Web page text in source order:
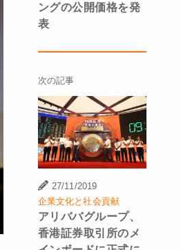
ングの公開価格を発
表
次の記事
27/11/2019
企業文化と社会貢献
アリババグループ、
香港証券取引所のメ